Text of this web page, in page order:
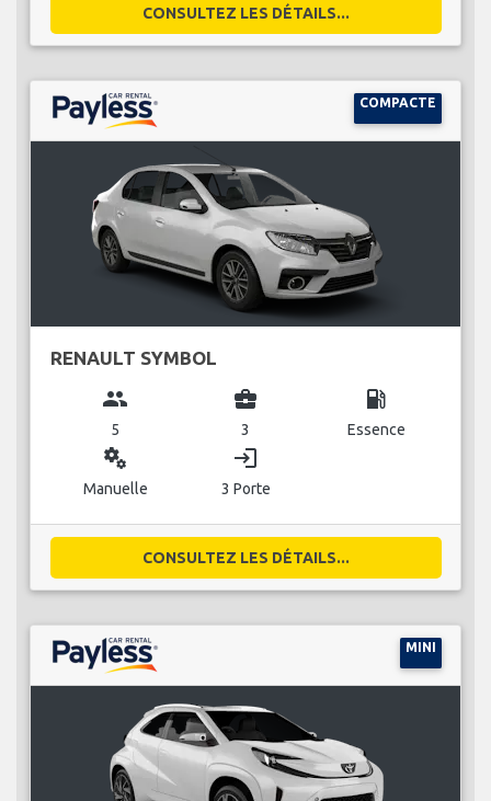
CONSULTEZ LES DÉTAILS...
COMPACTE
RENAULT SYMBOL
group
5
business_center
3
local_gas_station
Essence
miscellaneous_services
Manuelle
login
3 Porte
CONSULTEZ LES DÉTAILS...
MINI